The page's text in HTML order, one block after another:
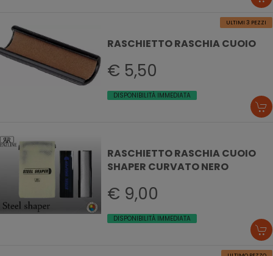
ULTIMI 3 PEZZI
RASCHIETTO RASCHIA CUOIO
€ 5,50
DISPONIBILITÀ IMMEDIATA
RASCHIETTO RASCHIA CUOIO
SHAPER CURVATO NERO
€ 9,00
DISPONIBILITÀ IMMEDIATA